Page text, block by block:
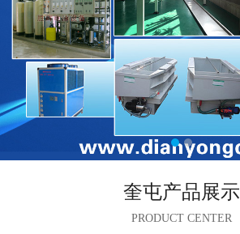
奎屯产品展示
PRODUCT CENTER